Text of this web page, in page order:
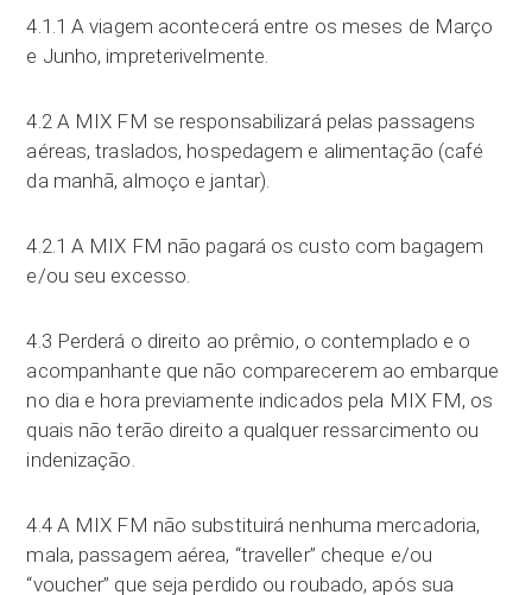
4.1.1 A viagem acontecerá entre os meses de Março
e Junho, impreterivelmente.
4.2 A MIX FM se responsabilizará pelas passagens
aéreas, traslados, hospedagem e alimentação (café
da manhã, almoço e jantar).
4.2.1 A MIX FM não pagará os custo com bagagem
e/ou seu excesso.
4.3 Perderá o direito ao prêmio, o contemplado e o
acompanhante que não comparecerem ao embarque
no dia e hora previamente indicados pela MIX FM, os
quais não terão direito a qualquer ressarcimento ou
indenização.
4.4 A MIX FM não substituirá nenhuma mercadoria,
mala, passagem aérea, “traveller” cheque e/ou
“voucher” que seja perdido ou roubado, após sua